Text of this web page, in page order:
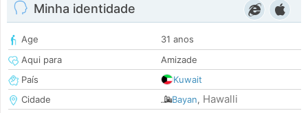
Minha identidade
Age
31 anos
Aqui para
Amizade
País
Kuwait
Cidade
Bayan, Hawalli